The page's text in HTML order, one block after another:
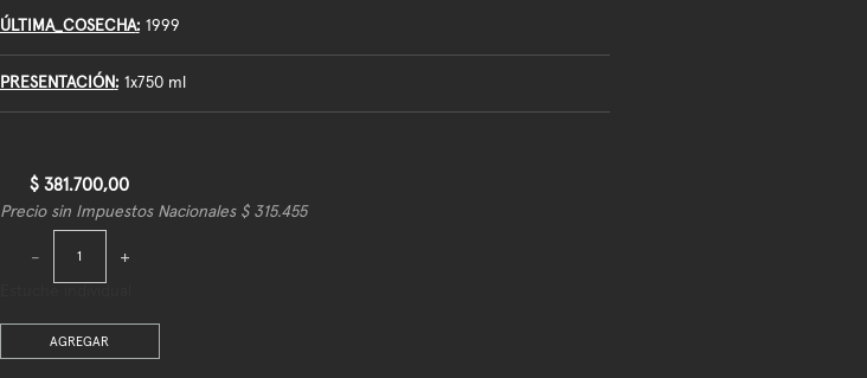
ÚLTIMA_COSECHA 1999
PRESENTACIÓN 1x750 ml
$ 381.700,00
Precio sin Impuestos Nacionales $ 315.455
+
-
AGREGAR